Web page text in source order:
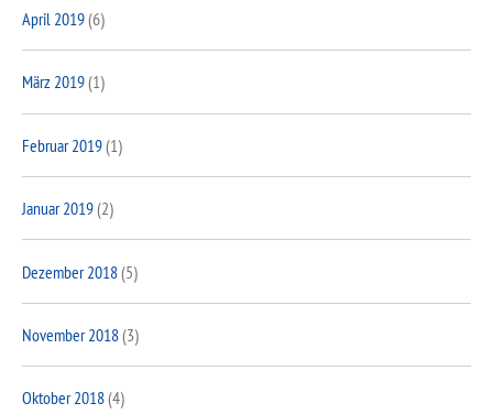
April 2019(6)
März 2019(1)
Februar 2019(1)
Januar 2019(2)
Dezember 2018(5)
November 2018(3)
Oktober 2018(4)